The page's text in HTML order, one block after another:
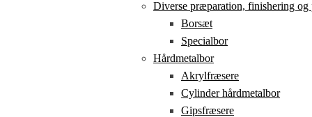
Diverse præparation, finishering og
Borsæt
Specialbor
Hårdmetalbor
Akrylfræsere
Cylinder hårdmetalbor
Gipsfræsere